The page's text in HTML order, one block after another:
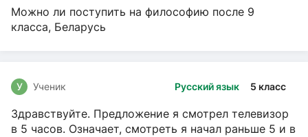
Можно ли поступить на философию после 9
класса, Беларусь
Русский язык 5 класс
У Ученик
Здравствуйте. Предложение я смотрел телевизор
в 5 часов. Означает, смотреть я начал раньше 5 и в